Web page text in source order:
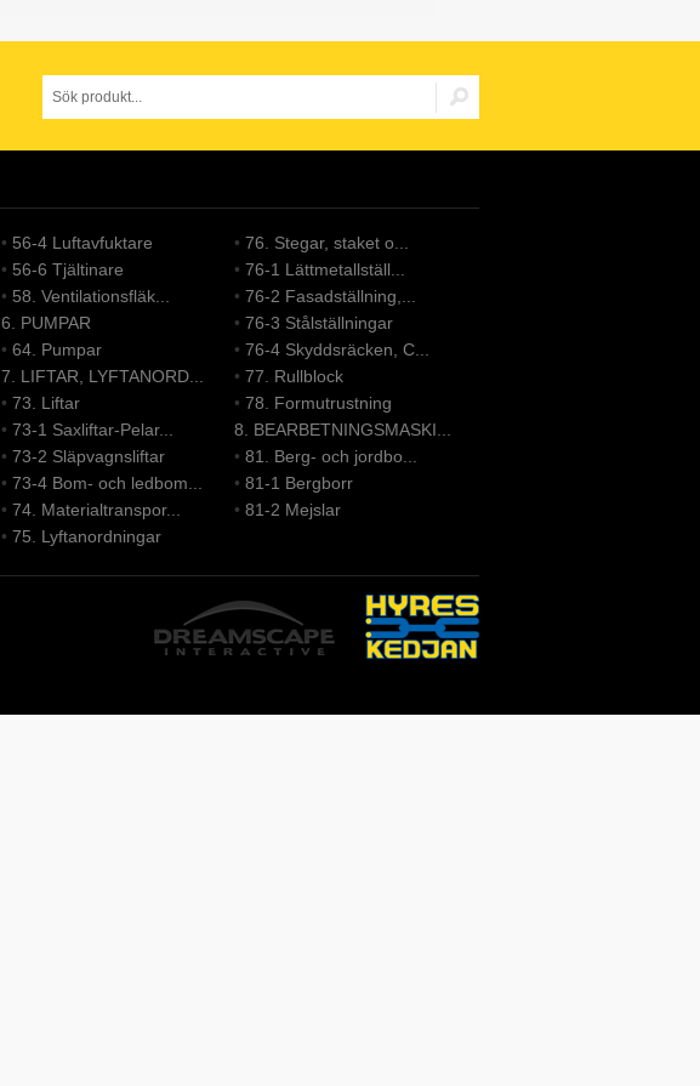
• 56-4 Luftavfuktare
• 56-6 Tjältinare
• 58. Ventilationsfläk...
6. PUMPAR
• 64. Pumpar
7. LIFTAR, LYFTANORD...
• 73. Liftar
• 73-1 Saxliftar-Pelar...
• 73-2 Släpvagnsliftar
• 73-4 Bom- och ledbom...
• 74. Materialtranspor...
• 75. Lyftanordningar
• 76. Stegar, staket o...
• 76-1 Lättmetallställ...
• 76-2 Fasadställning,...
• 76-3 Stålställningar
• 76-4 Skyddsräcken, C...
• 77. Rullblock
• 78. Formutrustning
8. BEARBETNINGSMASKI...
• 81. Berg- och jordbo...
• 81-1 Bergborr
• 81-2 Mejslar